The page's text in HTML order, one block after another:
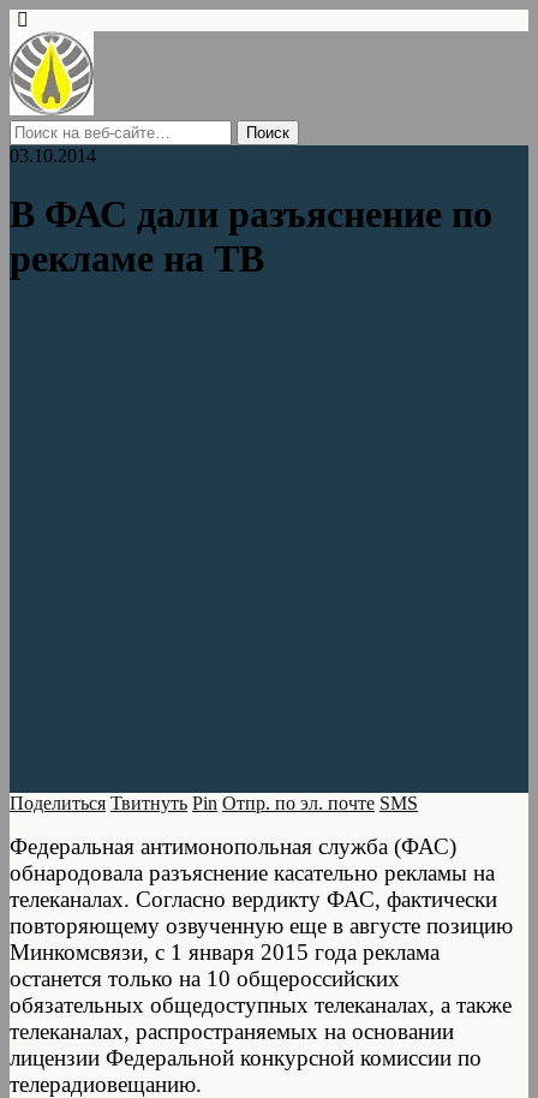
03.10.2014
В ФАС дали разъяснение по
рекламе на ТВ
Поделиться Твитнуть Pin Отпр. по эл. почте SMS
Федеральная антимонопольная служба (ФАС)
обнародовала разъяснение касательно рекламы на
телеканалах. Согласно вердикту ФАС, фактически
повторяющему озвученную еще в августе позицию
Минкомсвязи, с 1 января 2015 года реклама
останется только на 10 общероссийских
обязательных общедоступных телеканалах, а также
телеканалах, распространяемых на основании
лицензии Федеральной конкурсной комиссии по
телерадиовещанию.